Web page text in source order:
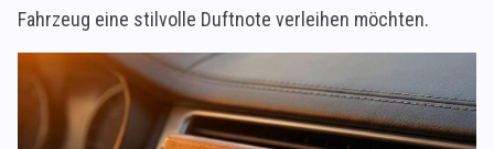
Fahrzeug eine stilvolle Duftnote verleihen möchten.